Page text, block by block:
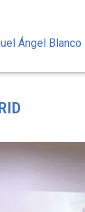
Ángel Blanco